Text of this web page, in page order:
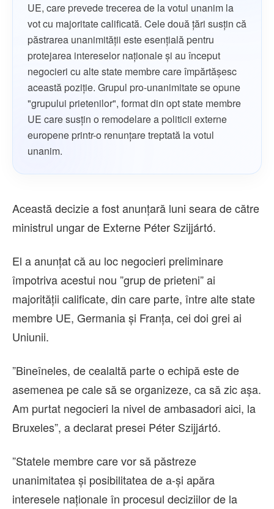
UE, care prevede trecerea de la votul unanim la
vot cu majoritate calificată. Cele două ţări susţin că
păstrarea unanimităţii este esenţială pentru
protejarea intereselor naţionale şi au început
negocieri cu alte state membre care împărtăşesc
această poziţie. Grupul pro-unanimitate se opune
"grupului prietenilor", format din opt state membre
UE care susţin o remodelare a politicii externe
europene printr-o renunţare treptată la votul
unanim.
Această decizie a fost anunţară luni seara de către
ministrul ungar de Externe Péter Szijjártó.
El a anunţat că au loc negocieri preliminare
împotriva acestui nou ”grup de prieteni” ai
majorităţii calificate, din care parte, între alte state
membre UE, Germania şi Franţa, cei doi grei ai
Uniunii.
”Bineîneles, de cealaltă parte o echipă este de
asemenea pe cale să se organizeze, ca să zic aşa.
Am purtat negocieri la nivel de ambasadori aici, la
Bruxeles”, a declarat presei Péter Szijjártó.
”Statele membre care vor să păstreze
unanimitatea şi posibilitatea de a-şi apăra
interesele naţionale în procesul deciziilor de la